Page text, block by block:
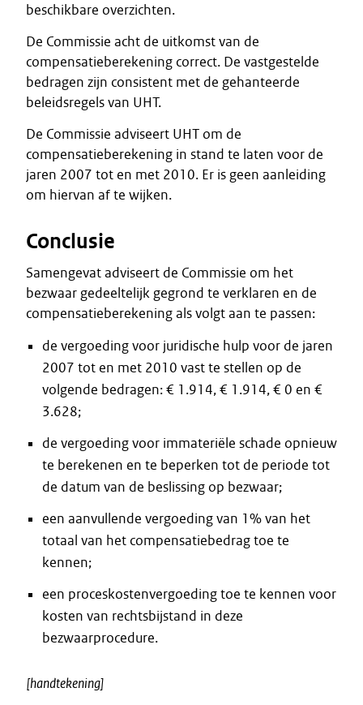
beschikbare overzichten.
De Commissie acht de uitkomst van de
compensatieberekening correct. De vastgestelde
bedragen zijn consistent met de gehanteerde
beleidsregels van UHT.
De Commissie adviseert UHT om de
compensatieberekening in stand te laten voor de
jaren 2007 tot en met 2010. Er is geen aanleiding
om hiervan af te wijken.
Conclusie
Samengevat adviseert de Commissie om het
bezwaar gedeeltelijk gegrond te verklaren en de
compensatieberekening als volgt aan te passen:
de vergoeding voor juridische hulp voor de jaren
2007 tot en met 2010 vast te stellen op de
volgende bedragen: € 1.914, € 1.914, € 0 en €
3.628;
de vergoeding voor immateriële schade opnieuw
te berekenen en te beperken tot de periode tot
de datum van de beslissing op bezwaar;
een aanvullende vergoeding van 1% van het
totaal van het compensatiebedrag toe te
kennen;
een proceskostenvergoeding toe te kennen voor
kosten van rechtsbijstand in deze
bezwaarprocedure.
[handtekening]